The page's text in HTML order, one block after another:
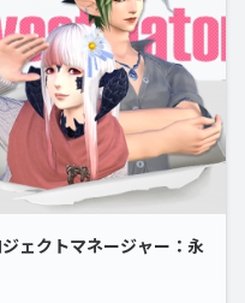
ェクトマネージャー：永